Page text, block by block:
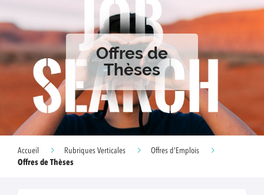
Offres de
Thèses
Accueil Rubriques Verticales
Offres d'Emplois
Offres de Thèses